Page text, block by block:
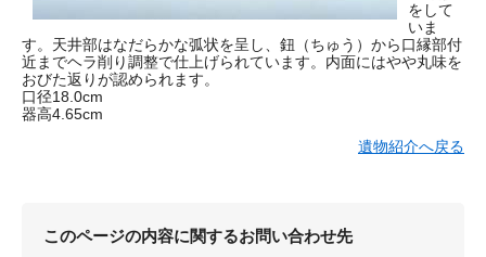
をして
いま
す。天井部はなだらかな弧状を呈し、鈕（ちゅう）から口縁部付
近までヘラ削り調整で仕上げられています。内面にはやや丸味を
おびた返りが認められます。
口径18.0cm
器高4.65cm
遺物紹介へ戻る
このページの内容に関するお問い合わせ先